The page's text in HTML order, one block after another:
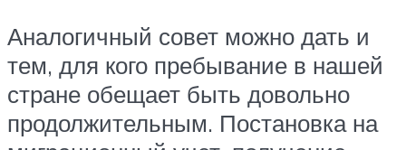
Аналогичный совет можно дать и
тем, для кого пребывание в нашей
стране обещает быть довольно
продолжительным. Постановка на